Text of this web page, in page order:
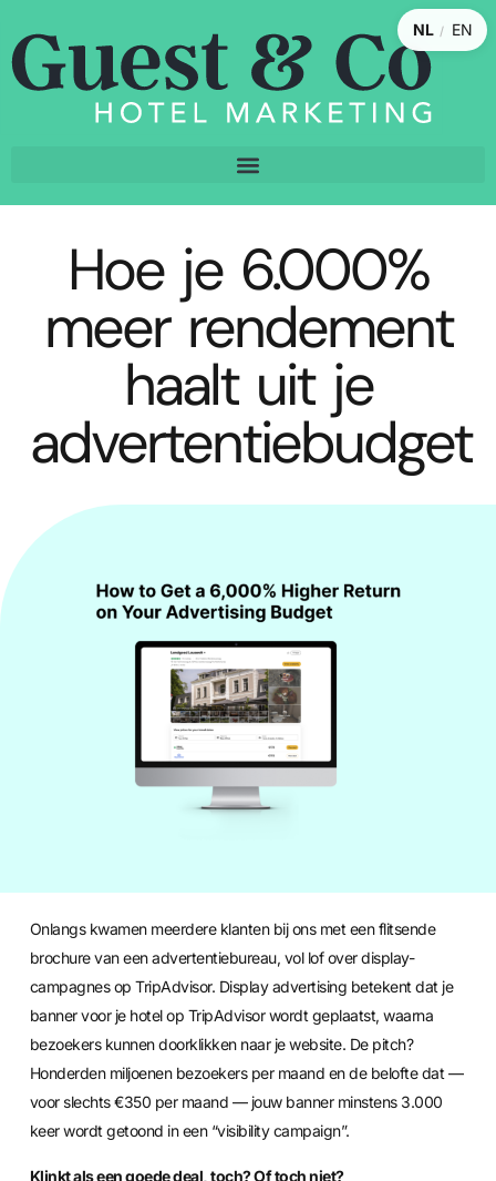
NL / EN
Hoe je 6.000%
meer rendement
haalt uit je
advertentiebudget
ERIK
10/12/2024
Onlangs kwamen meerdere klanten bij ons met een flitsende
brochure van een advertentiebureau, vol lof over display-
campagnes op TripAdvisor. Display advertising betekent dat je
banner voor je hotel op TripAdvisor wordt geplaatst, waarna
bezoekers kunnen doorklikken naar je website. De pitch?
Honderden miljoenen bezoekers per maand en de belofte dat —
voor slechts €350 per maand — jouw banner minstens 3.000
keer wordt getoond in een “visibility campaign”.
Klinkt als een goede deal, toch? Of toch niet?